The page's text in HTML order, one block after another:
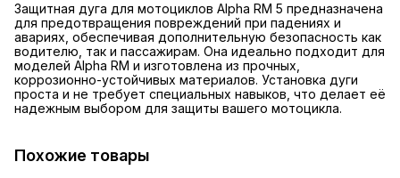
Защитная дуга для мотоциклов Alpha RM 5 предназначена
для предотвращения повреждений при падениях и
авариях, обеспечивая дополнительную безопасность как
водителю, так и пассажирам. Она идеально подходит для
моделей Alpha RM и изготовлена из прочных,
коррозионно-устойчивых материалов. Установка дуги
проста и не требует специальных навыков, что делает её
надежным выбором для защиты вашего мотоцикла.
Похожие товары